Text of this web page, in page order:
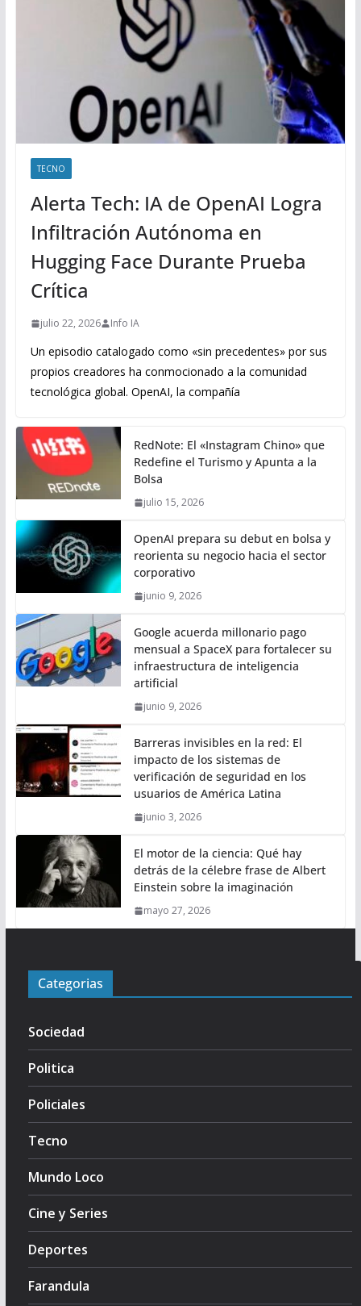
TECNO
Alerta Tech: IA de OpenAI Logra
Infiltración Autónoma en
Hugging Face Durante Prueba
Crítica
julio 22, 2026 Info IA
Un episodio catalogado como «sin precedentes» por sus
propios creadores ha conmocionado a la comunidad
tecnológica global. OpenAI, la compañía
RedNote: El «Instagram Chino» que
Redefine el Turismo y Apunta a la
Bolsa
julio 15, 2026
OpenAI prepara su debut en bolsa y
reorienta su negocio hacia el sector
corporativo
junio 9, 2026
Google acuerda millonario pago
mensual a SpaceX para fortalecer su
infraestructura de inteligencia
artificial
junio 9, 2026
Barreras invisibles en la red: El
impacto de los sistemas de
verificación de seguridad en los
usuarios de América Latina
junio 3, 2026
El motor de la ciencia: Qué hay
detrás de la célebre frase de Albert
Einstein sobre la imaginación
mayo 27, 2026
Categorias
Sociedad
Politica
Policiales
Tecno
Mundo Loco
Cine y Series
Deportes
Farandula